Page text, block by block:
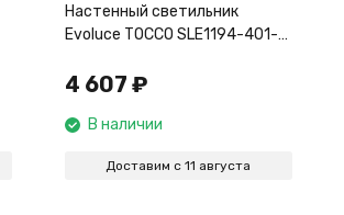
Настенный светильник
Evoluce TOCCO SLE1194-401-
4 607 ₽
В наличии
Доставим с 11 августа